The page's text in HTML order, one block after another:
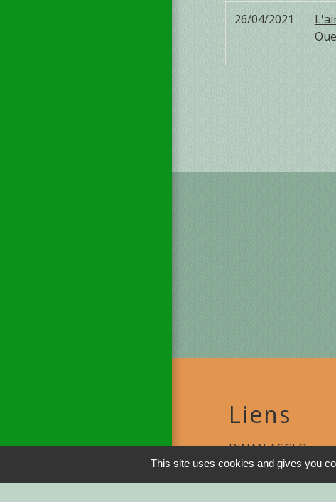
26/04/2021
Liens
DINAN AGGLO
This site uses cookies and gives you